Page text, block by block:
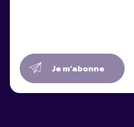
Je m’abonne